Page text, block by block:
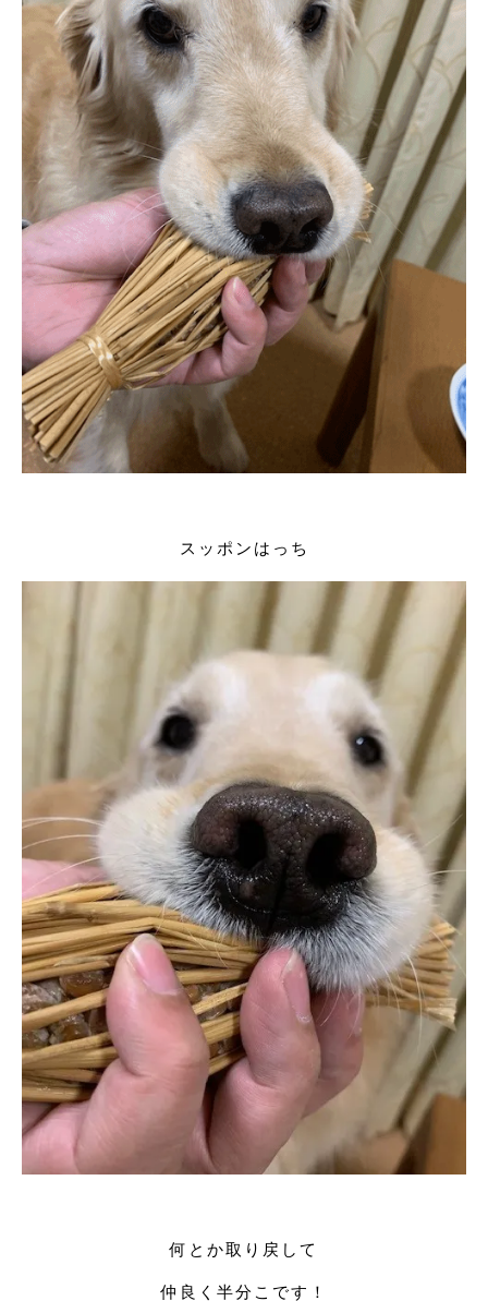
スッポンはっち
何とか取り戻して
仲良く半分こです！